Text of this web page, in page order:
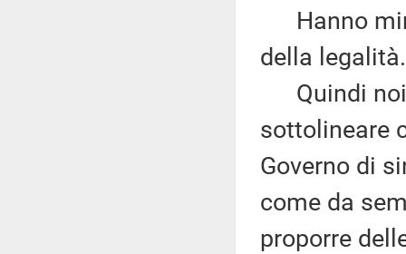
Hanno
della legalità.
Quindi noi
sottolineare
Governo di
come da
proporre